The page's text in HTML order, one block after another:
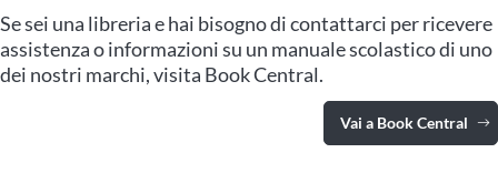
Se sei una libreria e hai bisogno di contattarci per ricevere
assistenza o informazioni su un manuale scolastico di uno
dei nostri marchi, visita Book Central.
Vai a Book Central